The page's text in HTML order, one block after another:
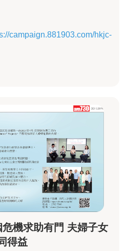
campaign.881903.com/hkjc-
危機求助有門 夫婦子女
得益